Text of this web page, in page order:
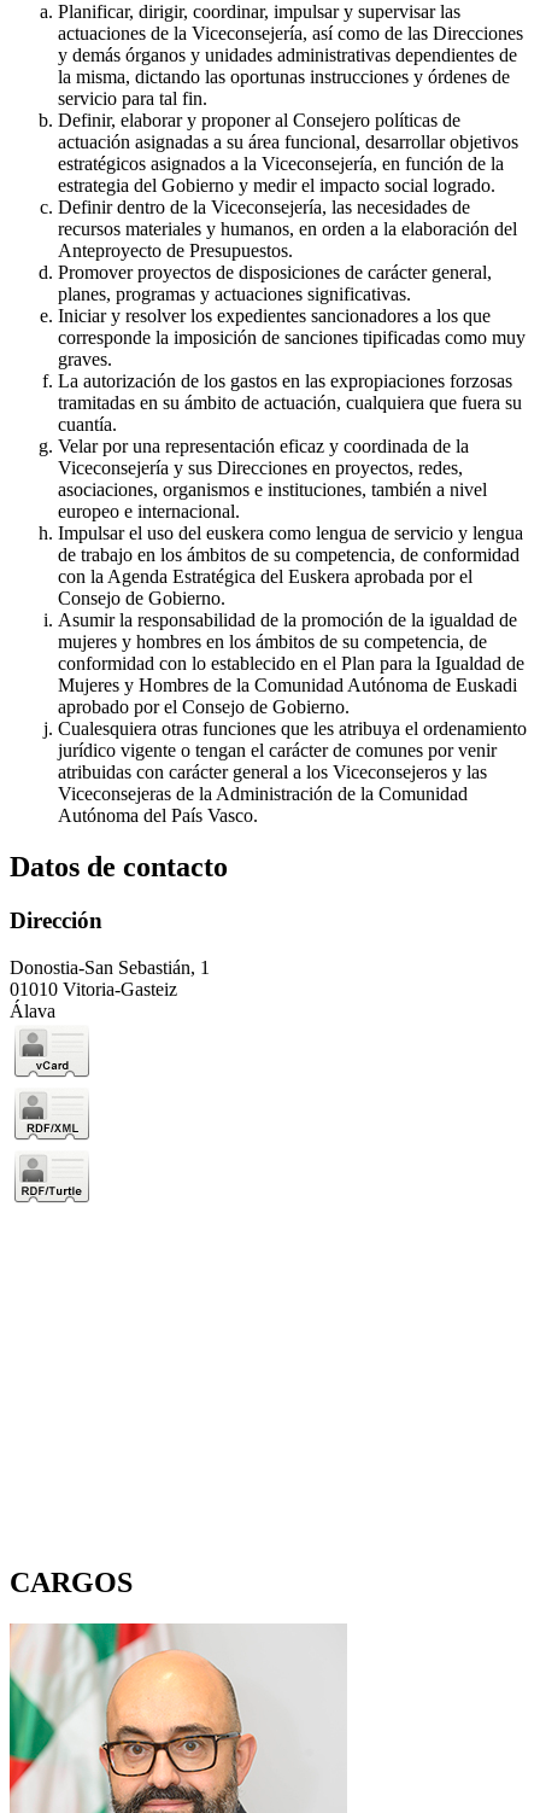
Planificar, dirigir, coordinar, impulsar y supervisar las
actuaciones de la Viceconsejería, así como de las Direcciones
y demás órganos y unidades administrativas dependientes de
la misma, dictando las oportunas instrucciones y órdenes de
servicio para tal fin.
Definir, elaborar y proponer al Consejero políticas de
actuación asignadas a su área funcional, desarrollar objetivos
estratégicos asignados a la Viceconsejería, en función de la
estrategia del Gobierno y medir el impacto social logrado.
Definir dentro de la Viceconsejería, las necesidades de
recursos materiales y humanos, en orden a la elaboración del
Anteproyecto de Presupuestos.
Promover proyectos de disposiciones de carácter general,
planes, programas y actuaciones significativas.
Iniciar y resolver los expedientes sancionadores a los que
corresponde la imposición de sanciones tipificadas como muy
graves.
La autorización de los gastos en las expropiaciones forzosas
tramitadas en su ámbito de actuación, cualquiera que fuera su
cuantía.
Velar por una representación eficaz y coordinada de la
Viceconsejería y sus Direcciones en proyectos, redes,
asociaciones, organismos e instituciones, también a nivel
europeo e internacional.
Impulsar el uso del euskera como lengua de servicio y lengua
de trabajo en los ámbitos de su competencia, de conformidad
con la Agenda Estratégica del Euskera aprobada por el
Consejo de Gobierno.
Asumir la responsabilidad de la promoción de la igualdad de
mujeres y hombres en los ámbitos de su competencia, de
conformidad con lo establecido en el Plan para la Igualdad de
Mujeres y Hombres de la Comunidad Autónoma de Euskadi
aprobado por el Consejo de Gobierno.
Cualesquiera otras funciones que les atribuya el ordenamiento
jurídico vigente o tengan el carácter de comunes por venir
atribuidas con carácter general a los Viceconsejeros y las
Viceconsejeras de la Administración de la Comunidad
Autónoma del País Vasco.
Datos de contacto
Dirección
Donostia-San Sebastián, 1
01010 Vitoria-Gasteiz
Álava
CARGOS